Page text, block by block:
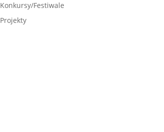
Konkursy/Festiwale
Projekty